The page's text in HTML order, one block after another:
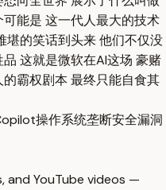
能是 这一代人最大的技术
堪的笑话到头来 他们不仅没
这就是微软在AI这场 豪赌
霸权剧本 最终只能自食其
操作系统垄断安全漏洞
and YouTube videos —